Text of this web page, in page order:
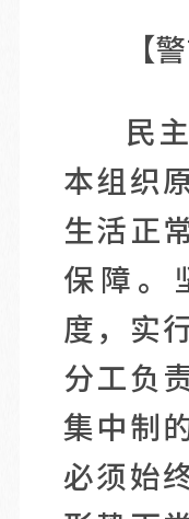
【
民
本组织
生活正
保障。
度，实
分工负
集中制
必须始